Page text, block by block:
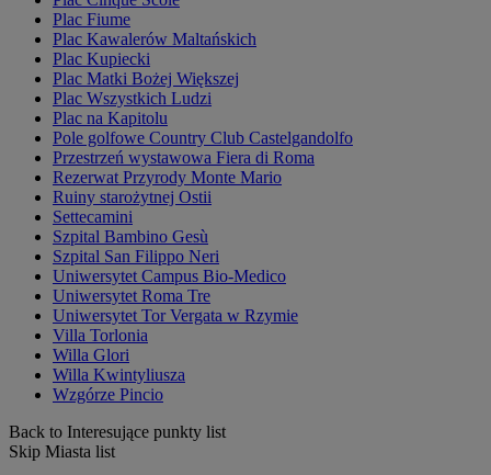
Plac Fiume
Plac Kawalerów Maltańskich
Plac Kupiecki
Plac Matki Bożej Większej
Plac Wszystkich Ludzi
Plac na Kapitolu
Pole golfowe Country Club Castelgandolfo
Przestrzeń wystawowa Fiera di Roma
Rezerwat Przyrody Monte Mario
Ruiny starożytnej Ostii
Settecamini
Szpital Bambino Gesù
Szpital San Filippo Neri
Uniwersytet Campus Bio-Medico
Uniwersytet Roma Tre
Uniwersytet Tor Vergata w Rzymie
Villa Torlonia
Willa Glori
Willa Kwintyliusza
Wzgórze Pincio
Back to Interesujące punkty list
Skip Miasta list